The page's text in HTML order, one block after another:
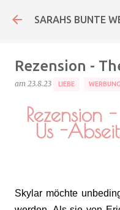
Direkt
SARAHS BUNTE
Rezension -
am 23.8.23 LIEBE
Rezension
Us -
Skylar möchte